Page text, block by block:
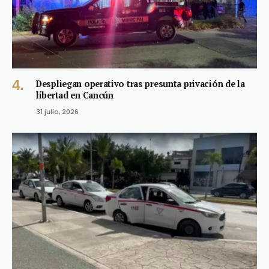
Despliegan operativo tras presunta privación de la
libertad en Cancún
31 julio, 2026